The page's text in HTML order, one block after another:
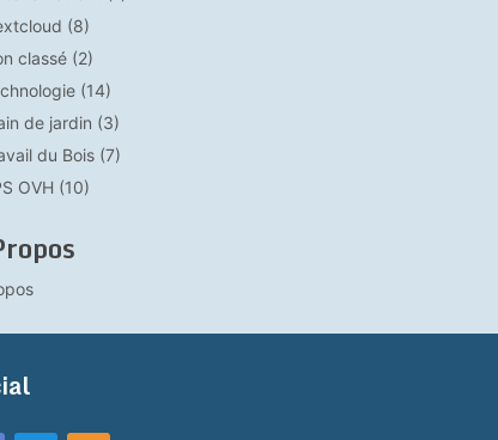
(8)
classé (2)
(14)
de jardin (3)
du Bois (7)
OVH (10)